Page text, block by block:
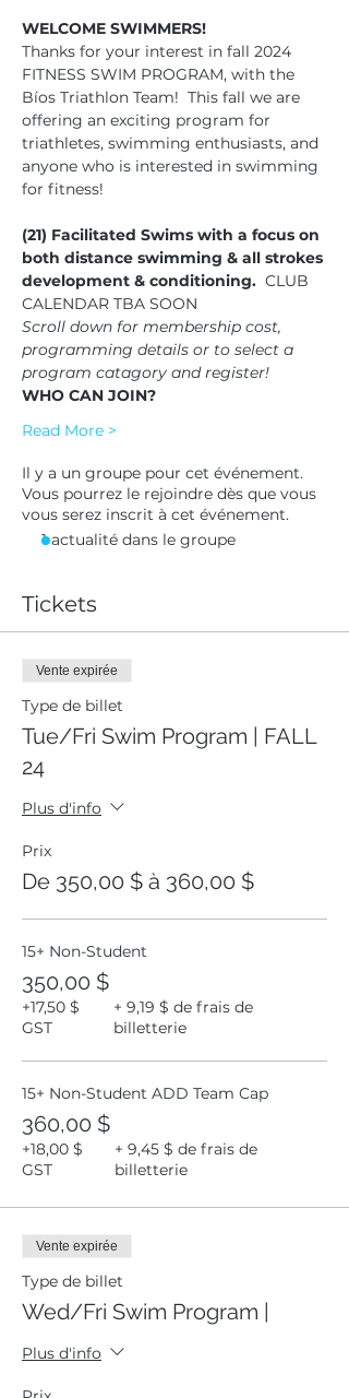
WELCOME SWIMMERS!
Thanks for your interest in fall 2024
FITNESS SWIM PROGRAM, with the
Bíos Triathlon Team!  This fall we are
offering an exciting program for
triathletes, swimming enthusiasts, and
anyone who is interested in swimming
for fitness!
(21) Facilitated Swims with a focus on
both distance swimming & all strokes
development & conditioning. CLUB
CALENDAR TBA SOON
Scroll down for membership cost,
programming details or to select a
program catagory and register!
WHO CAN JOIN?
Read More >
Il y a un groupe pour cet événement.
Vous pourrez le rejoindre dès que vous
vous serez inscrit à cet événement.
1 actualité dans le groupe
Tickets
Vente expirée
Type de billet
Tue/Fri Swim Program | FALL
24
Plus d'info
Prix
De 350,00 $ à 360,00 $
15+ Non-Student
350,00 $
+17,50 $
GST
+ 9,19 $ de frais de
billetterie
15+ Non-Student ADD Team Cap
360,00 $
+18,00 $
GST
+ 9,45 $ de frais de
billetterie
Vente expirée
Type de billet
Wed/Fri Swim Program |
Plus d'info